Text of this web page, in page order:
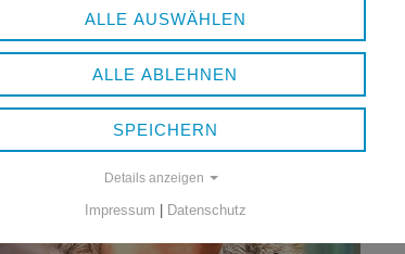
ALLE AUSWÄHLEN
ALLE ABLEHNEN
SPEICHERN
Details anzeigen
Impressum Datenschutz